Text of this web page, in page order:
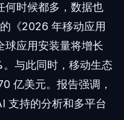
何时候都多，数据也
《2026 年移动应用
应用安装量将增长
与此同时，移动生态
亿美元。报告强调，
支持的分析和多平台